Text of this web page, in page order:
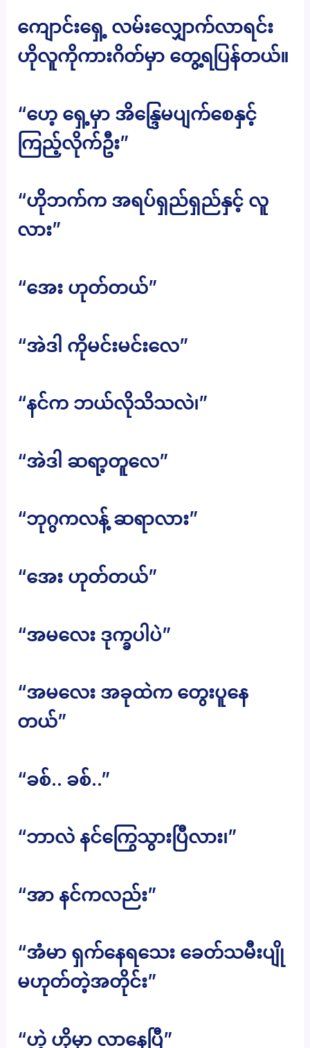
ကျောင်းရှေ့ လမ်းလျှောက်လာရင်း
ဟိုလူကိုကားဂိတ်မှာ တွေ့ရပြန်တယ်။
“ဟေ့ ရှေ့မှာ အိန္ဒြေမပျက်စေနှင့်
ကြည့်လိုက်ဦး”
“ဟိုဘက်က အရပ်ရှည်ရှည်နှင့် လူ
လား”
“အေး ဟုတ်တယ်”
“အဲဒါ ကိုမင်းမင်းလေ”
“နင်က ဘယ်လိုသိသလဲ၊”
“အဲဒါ ဆရာ့တူလေ”
“ဘုဂွကလန့် ဆရာလား”
“အေး ဟုတ်တယ်”
“အမလေး ဒုက္ခပါပဲ”
“အမလေး အခုထဲက တွေးပူနေ
တယ်”
“ခစ်.. ခစ်..”
“ဘာလဲ နင်ကြွေသွားပြီလား၊”
“အာ နင်ကလည်း”
“အံမာ ရှက်နေရသေး ခေတ်သမီးပျို
မဟုတ်တဲ့အတိုင်း”
“ဟဲ့ ဟိုမှာ လာနေပြီ”